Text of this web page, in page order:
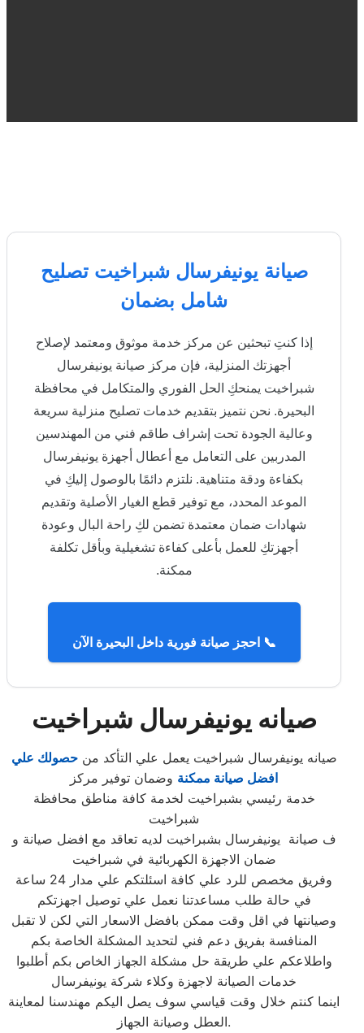
صيانة يونيفرسال شبراخيت تصليح
شامل بضمان
إذا كنتِ تبحثين عن مركز خدمة موثوق ومعتمد لإصلاح
أجهزتك المنزلية، فإن مركز صيانة يونيفرسال
شبراخيت يمنحكِ الحل الفوري والمتكامل في محافظة
البحيرة. نحن نتميز بتقديم خدمات تصليح منزلية سريعة
وعالية الجودة تحت إشراف طاقم فني من المهندسين
المدربين على التعامل مع أعطال أجهزة يونيفرسال
بكفاءة ودقة متناهية. نلتزم دائمًا بالوصول إليكِ في
الموعد المحدد، مع توفير قطع الغيار الأصلية وتقديم
شهادات ضمان معتمدة تضمن لكِ راحة البال وعودة
أجهزتكِ للعمل بأعلى كفاءة تشغيلية وبأقل تكلفة
ممكنة.
📞 احجز صيانة فورية داخل البحيرة الآن
صيانه يونيفرسال شبراخيت
صيانه يونيفرسال شبراخيت يعمل علي التأكد منحصولك علي
افضل صيانة ممكنة وضمان توفير مركز
خدمة رئيسي بشبراخيت لخدمة كافة مناطق محافظة
شبراخيت
ف صيانة يونيفرسال بشبراخيت لديه تعاقد مع افضل صيانة و
ضمان الاجهزة الكهربائية في شبراخيت
وفريق مخصص للرد علي كافة اسئلتكم علي مدار 24 ساعة
في حالة طلب مساعدتنا نعمل علي توصيل اجهزتكم
وصيانتها في اقل وقت ممكن بافضل الاسعار التي لكن لا تقبل
المنافسة بفريق دعم فني لتحديد المشكلة الخاصة بكم
واطلاعكم علي طريقة حل مشكلة الجهاز الخاص بكم أطلبوا
خدمات الصيانة لاجهزة وكلاء شركة يونيفرسال
اينما كنتم خلال وقت قياسي سوف يصل اليكم مهندسنا لمعاينة
العطل وصيانة الجهاز.